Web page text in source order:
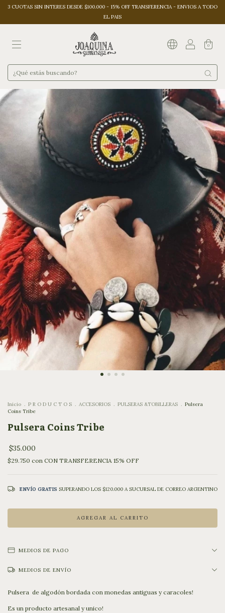
3 CUOTAS SIN INTERES DESDE $100.000 - 15% OFF TRANSFERENCIA - ENVIOS A TODO
EL PAIS
0
Inicio . P R O D U C T O S . ACCESORIOS . PULSERAS &TOBILLERAS . Pulsera
Coins Tribe
Pulsera Coins Tribe
$35.000
$29.750 con CON TRANSFERENCIA 15% OFF
ENVÍO GRATIS SUPERANDO LOS $120.000
MEDIOS DE PAGO
MEDIOS DE ENVÍO
Pulsera de algodón bordada con monedas antiguas y caracoles!
Es un producto artesanal y unico!